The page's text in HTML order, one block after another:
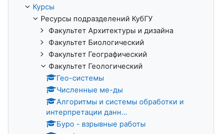
Курсы
Ресурсы подразделений КубГУ
Факультет Архитектуры и дизайна
Факультет Биологический
Факультет Географический
Факультет Геологический
Гео-системы
Численные ме-ды
Алгоритмы и системы обработки и
интерпретации данн...
Буро - взрывные работы